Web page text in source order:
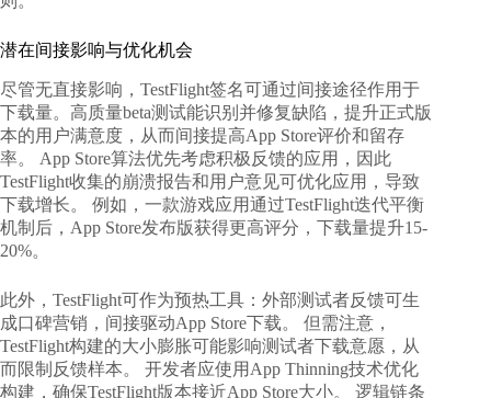
潜在间接影响与优化机会
尽管无直接影响，TestFlight签名可通过间接途径作用于
下载量。高质量beta测试能识别并修复缺陷，提升正式版
本的用户满意度，从而间接提高App Store评价和留存
率。 App Store算法优先考虑积极反馈的应用，因此
TestFlight收集的崩溃报告和用户意见可优化应用，导致
下载增长。 例如，一款游戏应用通过TestFlight迭代平衡
机制后，App Store发布版获得更高评分，下载量提升15-
20%。
此外，TestFlight可作为预热工具：外部测试者反馈可生
成口碑营销，间接驱动App Store下载。 但需注意，
TestFlight构建的大小膨胀可能影响测试者下载意愿，从
而限制反馈样本。 开发者应使用App Thinning技术优化
构建，确保TestFlight版本接近App Store大小。 逻辑链条